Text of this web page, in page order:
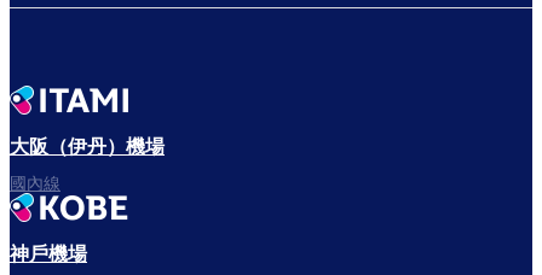
大阪（伊丹）機場
國內線
神戶機場